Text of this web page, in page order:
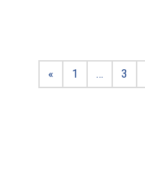
« 1 … 3